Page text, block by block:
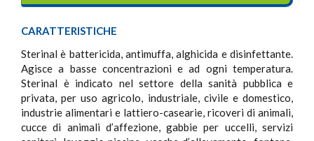
CARATTERISTICHE
Sterinal è battericida, antimuffa, alghicida e disinfettante.
Agisce a basse concentrazioni e ad ogni temperatura.
Sterinal è indicato nel settore della sanità pubblica e
privata, per uso agricolo, industriale, civile e domestico,
industrie alimentari e lattiero-casearie, ricoveri di animali,
cucce di animali d’affezione, gabbie per uccelli, servizi